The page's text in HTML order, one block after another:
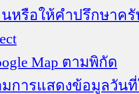
หรือให้คำปรึกษาครั
Map ตามพิกัด
การแสดงข้อมูลวันที่